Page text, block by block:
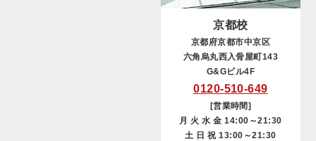
京都校
京都府京都市中京区
六角烏丸西入骨屋町143
G&Gビル4F
0120-510-649
[営業時間]
月 火 水 金 14:00～21:30
土 日 祝 13:00～21:30